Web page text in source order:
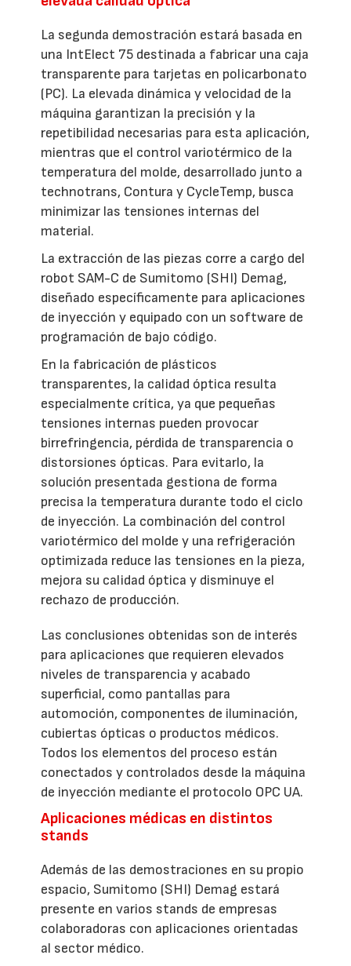
La segunda demostración estará basada en
una IntElect 75 destinada a fabricar una caja
transparente para tarjetas en policarbonato
(PC). La elevada dinámica y velocidad de la
máquina garantizan la precisión y la
repetibilidad necesarias para esta aplicación,
mientras que el control variotérmico de la
temperatura del molde, desarrollado junto a
technotrans, Contura y CycleTemp, busca
minimizar las tensiones internas del
material.
La extracción de las piezas corre a cargo del
robot SAM-C de Sumitomo (SHI) Demag,
diseñado específicamente para aplicaciones
de inyección y equipado con un software de
programación de bajo código.
En la fabricación de plásticos
transparentes, la calidad óptica resulta
especialmente crítica, ya que pequeñas
tensiones internas pueden provocar
birrefringencia, pérdida de transparencia o
distorsiones ópticas. Para evitarlo, la
solución presentada gestiona de forma
precisa la temperatura durante todo el ciclo
de inyección. La combinación del control
variotérmico del molde y una refrigeración
optimizada reduce las tensiones en la pieza,
mejora su calidad óptica y disminuye el
rechazo de producción.
Las conclusiones obtenidas son de interés
para aplicaciones que requieren elevados
niveles de transparencia y acabado
superficial, como pantallas para
automoción, componentes de iluminación,
cubiertas ópticas o productos médicos.
Todos los elementos del proceso están
conectados y controlados desde la máquina
de inyección mediante el protocolo OPC UA.
Aplicaciones médicas en distintos
stands
Además de las demostraciones en su propio
espacio, Sumitomo (SHI) Demag estará
presente en varios stands de empresas
colaboradoras con aplicaciones orientadas
al sector médico.